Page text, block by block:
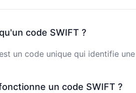
code SWIFT ?
un code unique qui identifie
un code SWIFT ?